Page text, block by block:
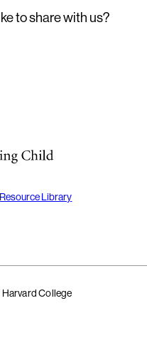
to share with us?
University
Resource Library
College